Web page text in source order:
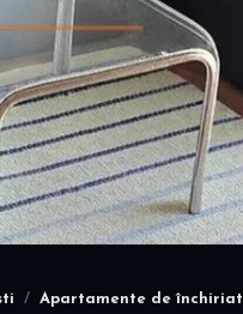
Apartamente de